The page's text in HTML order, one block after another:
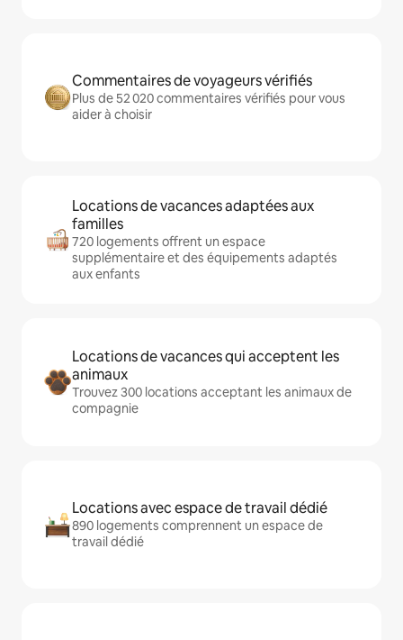
Commentaires de voyageurs vérifiés
Plus de 52 020 commentaires vérifiés pour vous
aider à choisir
Locations de vacances adaptées aux
familles
720 logements offrent un espace
supplémentaire et des équipements adaptés
aux enfants
Locations de vacances qui acceptent les
animaux
Trouvez 300 locations acceptant les animaux de
compagnie
Locations avec espace de travail dédié
890 logements comprennent un espace de
travail dédié